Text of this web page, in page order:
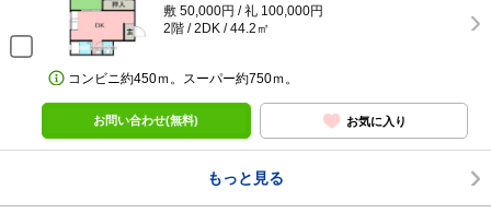
敷 50,000円 / 礼 100,000円
2階 / 2DK / 44.2㎡
コンビニ約450ｍ。スーパー約750ｍ。
お問い合わせ(無料) お気に入り
もっと見る